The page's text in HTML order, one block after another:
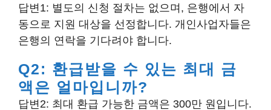
답변1: 별도의 신청 절차는 없으며, 은행에서 자
동으로 지원 대상을 선정합니다. 개인사업자들은
은행의 연락을 기다려야 합니다.
Q2: 환급받을 수 있는 최대 금
액은 얼마입니까?
답변2: 최대 환급 가능한 금액은 300만 원입니다.